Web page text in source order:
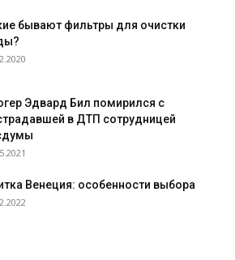
бывают фильтры для очистки
Эдвард Бил помирился с
в ДТП сотрудницей
Венеция: особенности выбора